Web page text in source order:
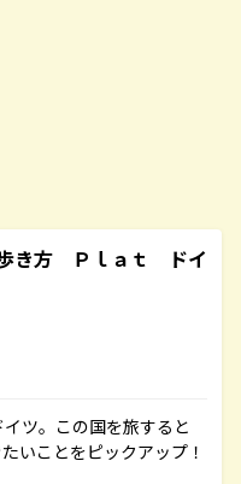
き方 Ｐｌａｔ ドイ
ツ。この国を旅すると
いことをピックアップ！